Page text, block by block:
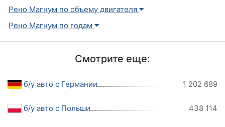
Рено Магнум по объему двигателя
Рено Магнум по годам
Смотрите еще:
б/у авто с Германии 1 202 689
б/у авто с Польши 438 114